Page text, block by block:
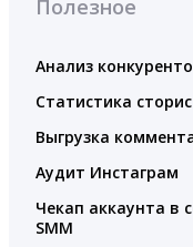
Полезное
Анализ
Статистика
Выгрузка
Аудит Инстаграм
Чекап аккаунта в
SMM